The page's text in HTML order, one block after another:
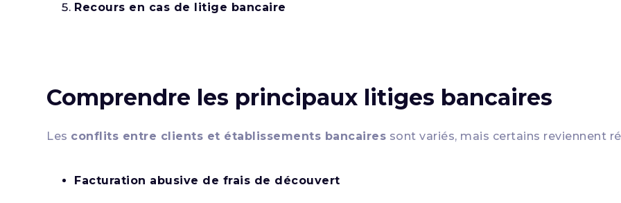
Recours en cas de litige bancaire
Comprendre les principaux litiges bancaires
Les conflits entre clients et établissements bancaires sont variés, mais certains reviennent
Facturation abusive de frais de découvert